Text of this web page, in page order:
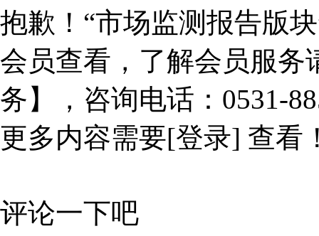
抱歉！“市场监测报告版
会员查看，了解会员服务
务】，咨询电话：0531-
更多内容需要[登录] 查看
评论一下吧